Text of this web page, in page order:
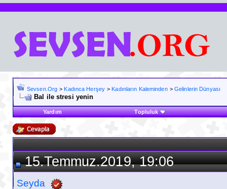
Sevsen.Org > Kadınca Herşey > Kadınların Kaleminden >Gelinlerin Dünyası
Bal ile stresi yenin
Yardım Topluluk
15.Temmuz.2019, 19:06
Seyda